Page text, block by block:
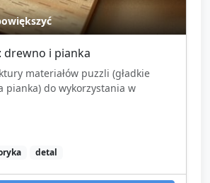
drewno i pianka
materiałów puzzli (gładkie
pianka) do wykorzystania w
detal